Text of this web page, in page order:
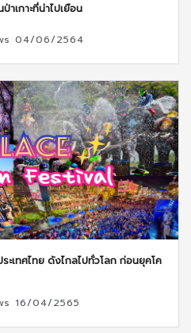
เกาะที่น่าไปเยือน
04/06/2564
เทศไทย ดังไกลไปทั่วโลก ก่อนยุคโค
16/04/2565